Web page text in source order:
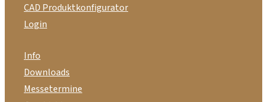
CAD Produktkonfigurator
Login
Info
Downloads
Messetermine